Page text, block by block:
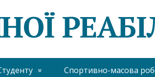
Спортивно-масова